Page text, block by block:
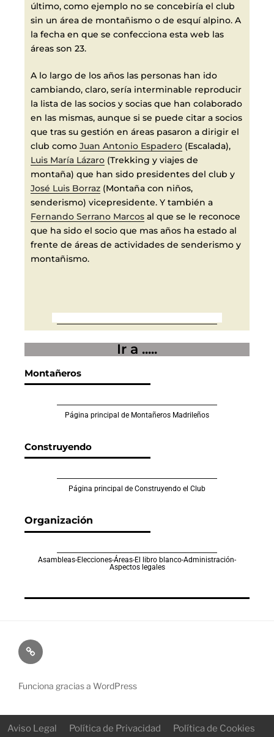
último, como ejemplo no se concebiría el club
sin un área de montañismo o de esquí alpino. A
la fecha en que se confecciona esta web las
áreas son 23.
A lo largo de los años las personas han ido
cambiando, claro, sería interminable reproducir
la lista de las socios y socias que han colaborado
en las mismas, aunque si se puede citar a socios
que tras su gestión en áreas pasaron a dirigir el
club como Juan Antonio Espadero (Escalada),
Luis María Lázaro (Trekking y viajes de
montaña) que han sido presidentes del club y
José Luis Borraz (Montaña con niños,
senderismo) vicepresidente. Y también a
Fernando Serrano Marcos al que se le reconoce
que ha sido el socio que mas años ha estado al
frente de áreas de actividades de senderismo y
montañismo.
Ir a .....
Montañeros
Página principal de Montañeros Madrileños
Construyendo
Página principal de Construyendo el Club
Organización
Asambleas-Elecciones-Áreas-El libro blanco-Administración-
Aspectos legales
Funciona gracias a WordPress
Aviso Legal Política de Privacidad Política de Cookies